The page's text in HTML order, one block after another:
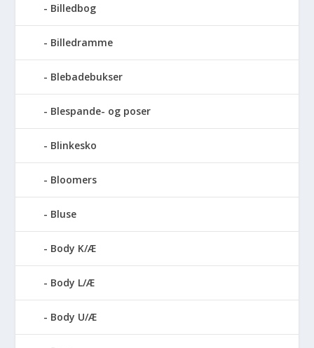
Billedbog
Billedramme
Blebadebukser
Blespande- og poser
Blinkesko
Bloomers
Bluse
Body K/Æ
Body L/Æ
Body U/Æ